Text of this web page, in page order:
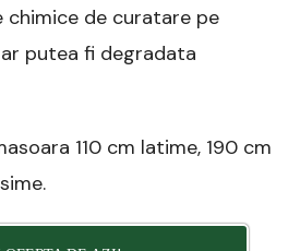
chimice de curatare pe
putea fi degradata
110 cm latime, 190 cm